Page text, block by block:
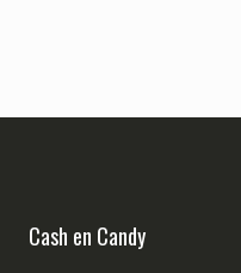
Cash en Candy